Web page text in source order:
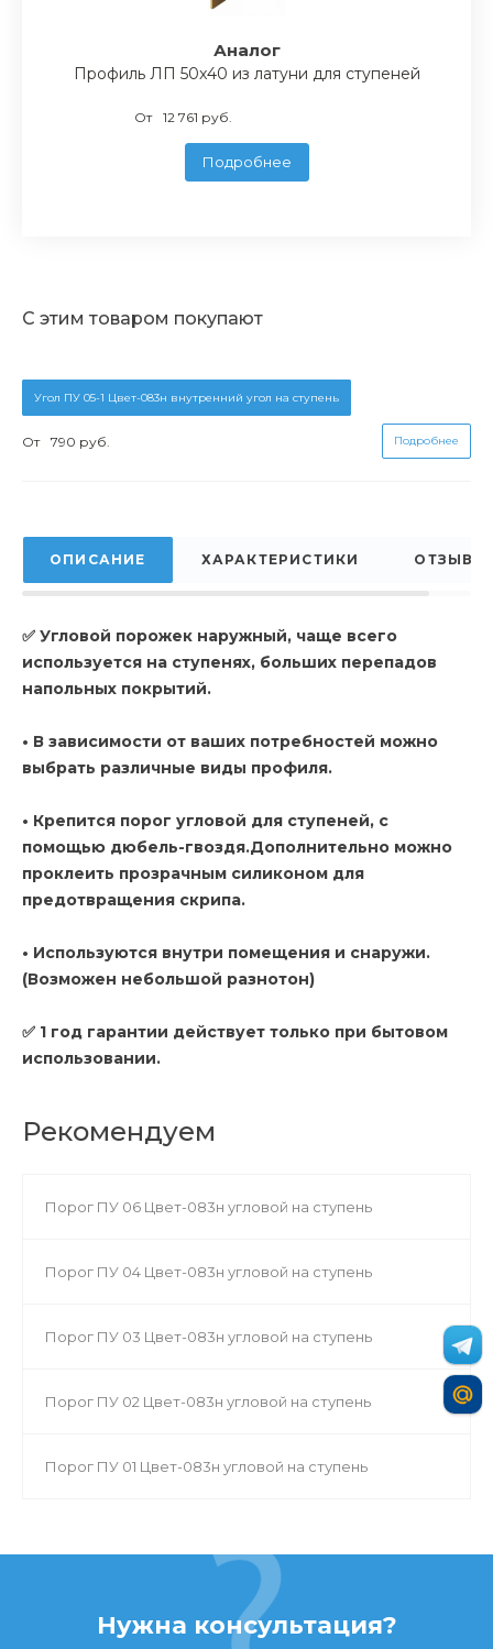
Аналог
Профиль ЛП 50x40 из латуни для ступеней
От 12 761 руб.
Подробнее
С этим товаром покупают
Угол ПУ 05-1 Цвет-083н внутренний угол на ступень
От 790 руб. Подробнее
ОПИСАНИЕ ХАРАКТЕРИСТИКИ ОТЗЫВЫ
✅ Угловой порожек наружный, чаще всего
используется на ступенях, больших перепадов
напольных покрытий.
• В зависимости от ваших потребностей можно
выбрать различные виды профиля.
• Крепится порог угловой для ступеней, с
помощью дюбель-гвоздя.Дополнительно можно
проклеить прозрачным силиконом для
предотвращения скрипа.
• Используются внутри помещения и снаружи.
(Возможен небольшой разнотон)
✅ 1 год гарантии действует только при бытовом
использовании.
Рекомендуем
Порог ПУ 06 Цвет-083н угловой на ступень
Порог ПУ 04 Цвет-083н угловой на ступень
Порог ПУ 03 Цвет-083н угловой на ступень
Порог ПУ 02 Цвет-083н угловой на ступень
Порог ПУ 01 Цвет-083н угловой на ступень
Нужна консультация?